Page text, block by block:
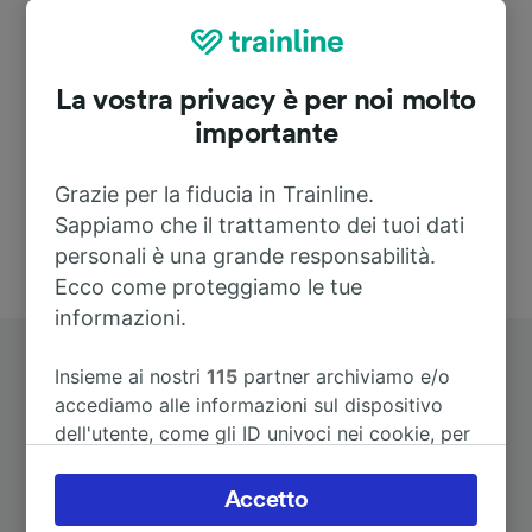
Indirizzo
Deutschland
Itinerari più popolari da
La vostra privacy è per noi molto
importante
Grazie per la fiducia in Trainline.
Sappiamo che il trattamento dei tuoi dati
personali è una grande responsabilità.
Ecco come proteggiamo le tue
informazioni.
Insieme ai nostri115 partner archiviamo e/o
accediamo alle informazioni sul dispositivo
dell'utente, come gli ID univoci nei cookie, per
accettare o gestire le proprie scelte facendo
clic di seguito, tra cui il proprio diritto di
Accetto